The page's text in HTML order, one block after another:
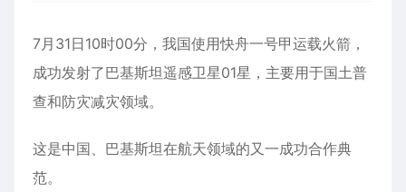
7月31日10时00分，我国使用快舟一号甲运载火箭，
成功发射了巴基斯坦遥感卫星01星，主要用于国土普
查和防灾减灾领域。
这是中国、巴基斯坦在航天领域的又一成功合作典
范。